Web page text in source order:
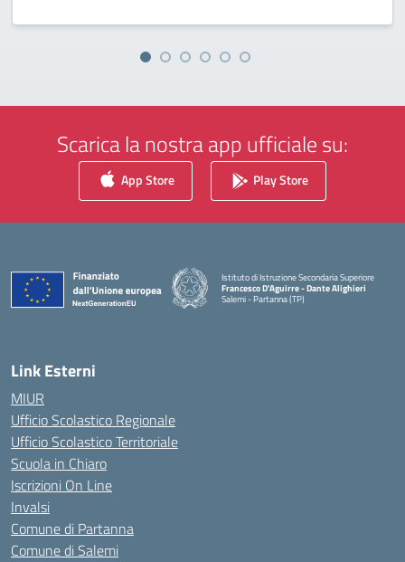
Scarica la nostra app ufficiale su:
App Store Play Store
Istituto di Istruzione Secondaria Superiore
Francesco D'Aguirre - Dante Alighieri
Salemi - Partanna (TP)
Link Esterni
MIUR
Ufficio Scolastico Regionale
Ufficio Scolastico Territoriale
Scuola in Chiaro
Iscrizioni On Line
Invalsi
Comune di Partanna
Comune di Salemi